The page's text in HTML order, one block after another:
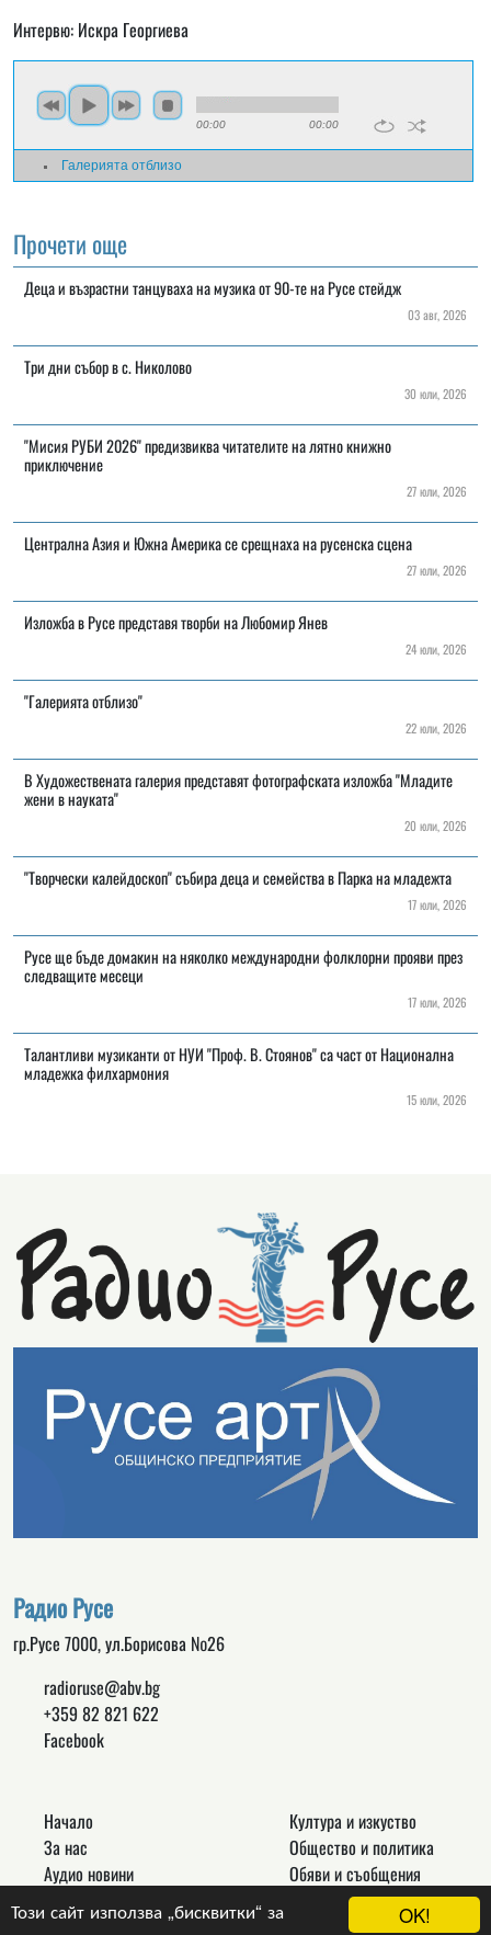
OK!
Този сайт използва „бисквитки“ за
Интервю: Искра Георгиева
00:00 00:00
Галерията отблизо
Прочети още
Деца и възрастни танцуваха на музика от 90-те на Русе стейдж
03 авг, 2026
Три дни събор в с. Николово
30 юли, 2026
"Мисия РУБИ 2026" предизвиква читателите на лятно книжно
приключение
27 юли, 2026
Централна Азия и Южна Америка се срещнаха на русенска сцена
27 юли, 2026
Изложба в Русе представя творби на Любомир Янев
24 юли, 2026
"Галерията отблизо"
22 юли, 2026
В Художествената галерия представят фотографската изложба "Младите
жени в науката"
20 юли, 2026
"Творчески калейдоскоп" събира деца и семейства в Парка на младежта
17 юли, 2026
Русе ще бъде домакин на няколко международни фолклорни прояви през
следващите месеци
17 юли, 2026
Талантливи музиканти от НУИ "Проф. В. Стоянов" са част от Национална
младежка филхармония
15 юли, 2026
Радио Русе
гр.Русе 7000, ул.Борисова №26
radioruse@abv.bg
+359 82 821 622
Facebook
Начало
За нас
Аудио новини
Връзки
Култура и изкуство
Общество и политика
Обяви и съобщения
Новини